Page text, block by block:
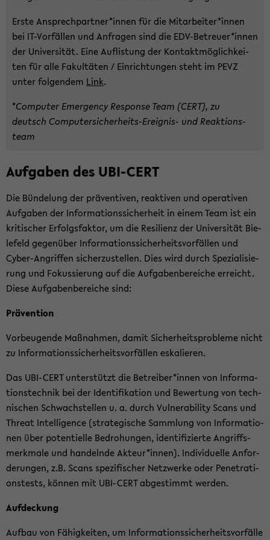
Erste An­sprech­part­ner*innen für die Mit­ar­bei­ter*innen
bei IT-​Vorfällen und An­fra­gen sind die EDV-​Betreuer*innen
der Uni­ver­si­tät. Eine Auf­lis­tung der Kon­takt­mög­lich­kei­
ten für alle Fa­kul­tä­ten / Ein­rich­tun­gen steht im PEVZ
unter fol­gen­dem Link.
*Com­pu­ter Emer­gen­cy Re­spon­se Team (CERT), zu
deutsch Computersicherheits-​Ereignis- und Re­ak­ti­ons­
team
Auf­ga­ben des UBI-​CERT
Die Bün­de­lung der prä­ven­ti­ven, re­ak­ti­ven und ope­ra­ti­ven
Auf­ga­ben der In­for­ma­ti­ons­si­cher­heit in einem Team ist ein
kri­ti­scher Er­folgs­fak­tor, um die Re­si­li­enz der Uni­ver­si­tät Bie­
le­feld ge­gen­über In­for­ma­ti­ons­si­cher­heits­vor­fäl­len und
Cyber-​Angriffen si­cher­zu­stel­len. Dies wird durch Spe­zia­li­sie­
rung und Fo­kus­sie­rung auf die Auf­ga­ben­be­rei­che er­reicht.
Diese Auf­ga­ben­be­rei­che sind:
Prä­ven­ti­on
Vor­beu­gen­de Maß­nah­men, damit Si­cher­heits­pro­ble­me nicht
zu In­for­ma­ti­ons­si­cher­heits­vor­fäl­len es­ka­lie­ren.
Das UBI-​CERT un­ter­stützt die Be­trei­ber*innen von In­for­ma­
ti­ons­tech­nik bei der Iden­ti­fi­ka­ti­on und Be­wer­tung von tech­
ni­schen Schwach­stel­len u. a. durch Vul­nera­bi­li­ty Scans und
Th­re­at In­tel­li­gence (stra­te­gi­sche Samm­lung von In­for­ma­tio­
nen über po­ten­ti­el­le Be­dro­hun­gen, iden­ti­fi­zier­te An­griffs­
merk­ma­le und han­deln­de Ak­teur*innen). In­di­vi­du­el­le An­for­
de­run­gen, z.B. Scans spe­zi­fi­scher Netz­wer­ke oder Pe­ne­tra­ti­
ons­tests, kön­nen mit UBI-​CERT ab­ge­stimmt wer­den.
Auf­de­ckung
Auf­bau von Fä­hig­kei­ten, um In­for­ma­ti­ons­si­cher­heits­vor­fäl­le